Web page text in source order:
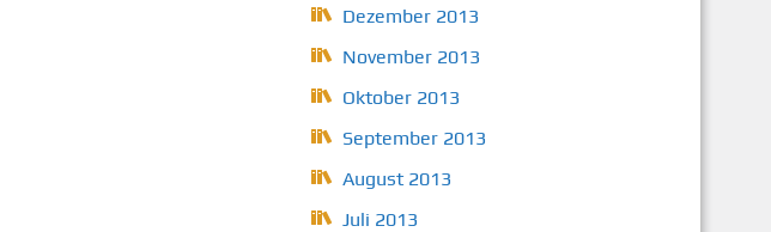
Dezember 2013
November 2013
Oktober 2013
September 2013
August 2013
Juli 2013